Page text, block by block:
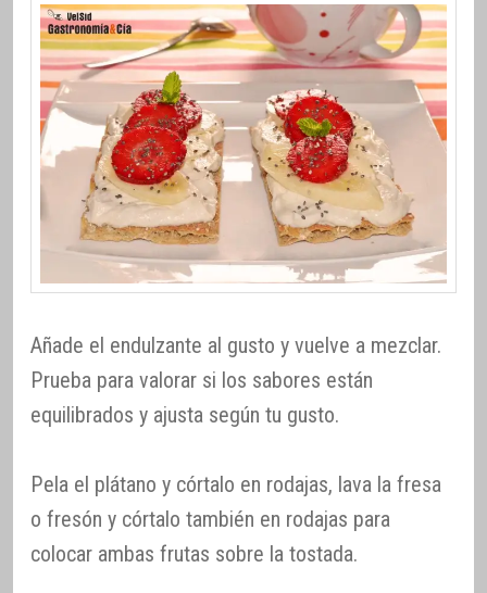
Añade el endulzante al gusto y vuelve a mezclar.
Prueba para valorar si los sabores están
equilibrados y ajusta según tu gusto.
Pela el plátano y córtalo en rodajas, lava la fresa
o fresón y córtalo también en rodajas para
colocar ambas frutas sobre la tostada.